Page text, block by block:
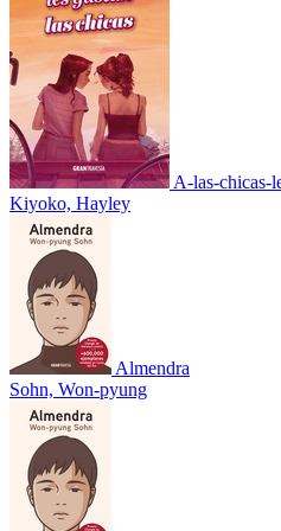
A-las-chicas-
Kiyoko, Hayley
Almendra
Sohn, Won-pyung